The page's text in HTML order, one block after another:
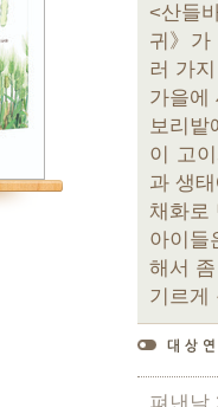
<산들
귀》가
러 가
가을에
보리밭
이 고
과 생
채화로
아이들
해서
기르게